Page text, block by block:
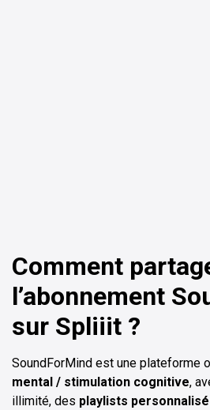
Comment
l’abonnement
sur Spliiit ?
SoundForMind est une plateforme
mental / stimulation cognitive,
illimité, des playlists